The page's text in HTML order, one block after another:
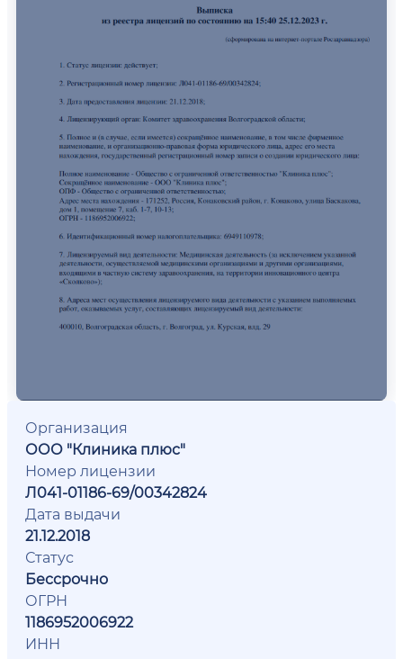
Организация
ООО "Клиника плюс"
Номер лицензии
Л041-01186-69/00342824
Дата выдачи
21.12.2018
Статус
Бессрочно
ОГРН
1186952006922
ИНН